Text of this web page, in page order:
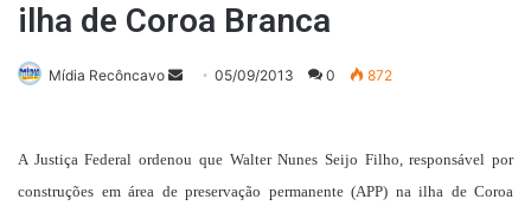
ilha de Coroa Branca
Mídia Recôncavo
Mande
mail
05/09/2013 0 872
A Justiça Federal ordenou que Walter Nunes Seijo Filho, responsável por
construções em área de preservação permanente (APP) na ilha de Coroa